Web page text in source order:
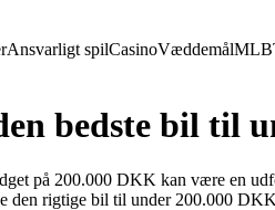
Ansvarligt spilCasinoVæddemålMLB
bedste bil til
på 200.000 DKK kan være en
den rigtige bil til under 200.000